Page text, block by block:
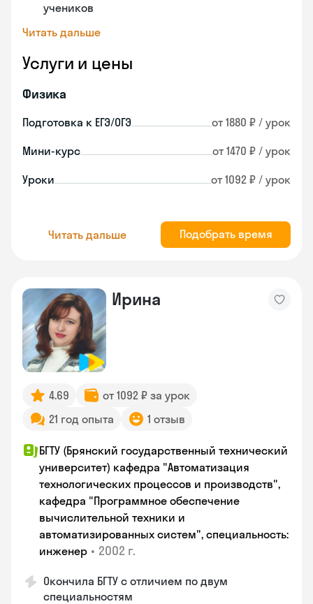
учеников
Читать дальше
Услуги и цены
Физика
Подготовка к ЕГЭ/ОГЭ от 1880 ₽ / урок
Мини-курс от 1470 ₽ / урок
Уроки от 1092 ₽ / урок
Читать дальше Подобрать время
Ирина
4.69
от 1092 ₽ за урок
21 год опыта
1 отзыв
БГТУ (Брянский государственный технический
университет) кафедра "Автоматизация
технологических процессов и производств",
кафедра "Программное обеспечение
вычислительной техники и
автоматизированных систем", специальность:
инженер • 2002 г.
Окончила БГТУ с отличием по двум
специальностям